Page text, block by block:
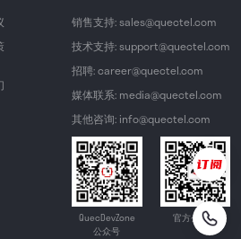
销售支持: sales@quectel.com
技术支持: support@quectel.com
招聘: career@quectel.com
媒体联系: media@quectel.com
其他咨询: info@quectel.com
QuecDevZone
公众号
官方公众号